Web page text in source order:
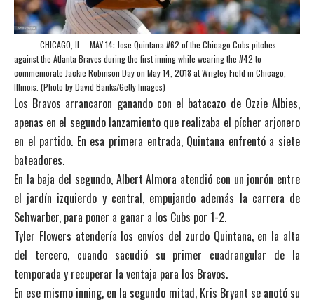
CHICAGO, IL – MAY 14: Jose Quintana #62 of the Chicago Cubs pitches
against the Atlanta Braves during the first inning while wearing the #42 to
commemorate Jackie Robinson Day on May 14, 2018 at Wrigley Field in Chicago,
Illinois. (Photo by David Banks/Getty Images)
Los Bravos arrancaron ganando con el batacazo de Ozzie Albies,
apenas en el segundo lanzamiento que realizaba el pícher arjonero
en el partido. En esa primera entrada, Quintana enfrentó a siete
bateadores.
En la baja del segundo, Albert Almora atendió con un jonrón entre
el jardín izquierdo y central, empujando además la carrera de
Schwarber, para poner a ganar a los Cubs por 1-2.
Tyler Flowers atendería los envíos del zurdo Quintana, en la alta
del tercero, cuando sacudió su primer cuadrangular de la
temporada y recuperar la ventaja para los Bravos.
En ese mismo inning, en la segundo mitad, Kris Bryant se anotó su